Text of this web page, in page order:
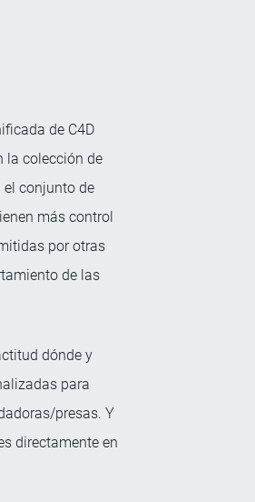
de C4D
la colección de
el conjunto de
más control
por otras
de las
dónde y
para
presas. Y
directamente en